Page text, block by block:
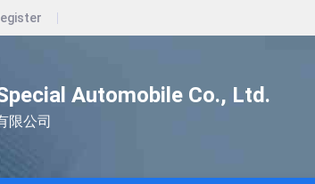
Automobile Co., Ltd.
限公司